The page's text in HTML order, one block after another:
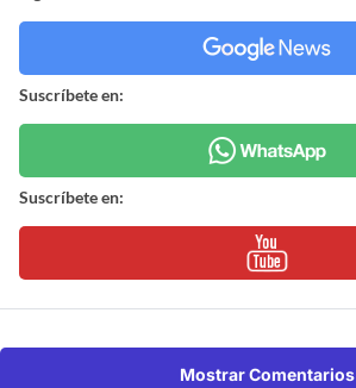
Suscríbete en:
Suscríbete en:
Mostrar Comentarios